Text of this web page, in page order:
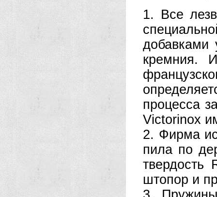
1. Все
добавками
кремния.
процесса
Victorinox
2. Фирма
пила по
штопор и